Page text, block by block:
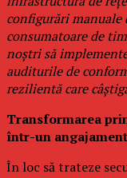
configurări manuale
consumatoare de
noștri să
auditurile de
rezilientă care
Transformarea
într-un
În loc să trateze